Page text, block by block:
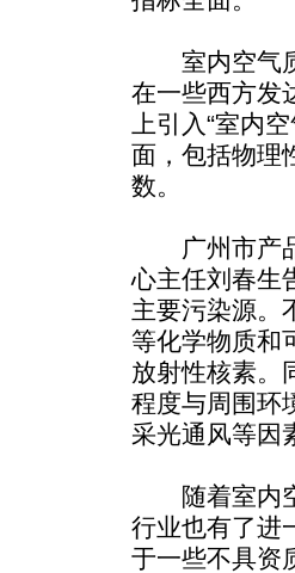
室内空气质
在一些西方发
上引入“室内
面，包括物理
数。
广州市产品
心主任刘春生
主要污染源。
等化学物质和
放射性核素。
程度与周围环
采光通风等因
随着室内空
行业也有了进
于一些不具资